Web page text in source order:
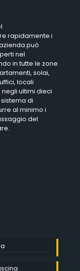
rapidamente i
può
nel
in tutte le zone
solai,
locali
ultimi dieci
di
al minimo i
del